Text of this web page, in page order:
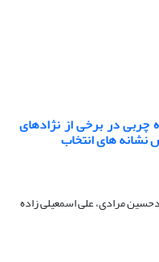
چربی در برخی از نژادهای
نشانه های انتخاب
مرادی، علی اسمعیلی زاده